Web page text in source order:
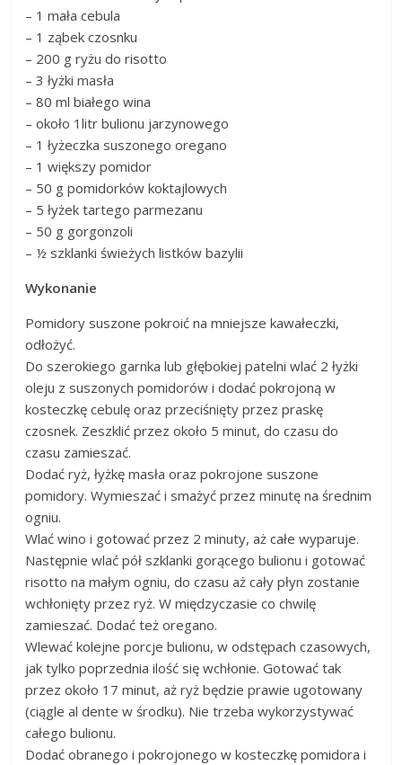
– 1 mała cebula
– 1 ząbek czosnku
– 200 g ryżu do risotto
– 3 łyżki masła
– 80 ml białego wina
– około 1litr bulionu jarzynowego
– 1 łyżeczka suszonego oregano
– 1 większy pomidor
– 50 g pomidorków koktajlowych
– 5 łyżek tartego parmezanu
– 50 g gorgonzoli
– ½ szklanki świeżych listków bazylii
Wykonanie
Pomidory suszone pokroić na mniejsze kawałeczki,
odłożyć.
Do szerokiego garnka lub głębokiej patelni wlać 2 łyżki
oleju z suszonych pomidorów i dodać pokrojoną w
kosteczkę cebulę oraz przeciśnięty przez praskę
czosnek. Zeszklić przez około 5 minut, do czasu do
czasu zamieszać.
Dodać ryż, łyżkę masła oraz pokrojone suszone
pomidory. Wymieszać i smażyć przez minutę na średnim
ogniu.
Wlać wino i gotować przez 2 minuty, aż całe wyparuje.
Następnie wlać pół szklanki gorącego bulionu i gotować
risotto na małym ogniu, do czasu aż cały płyn zostanie
wchłonięty przez ryż. W międzyczasie co chwilę
zamieszać. Dodać też oregano.
Wlewać kolejne porcje bulionu, w odstępach czasowych,
jak tylko poprzednia ilość się wchłonie. Gotować tak
przez około 17 minut, aż ryż będzie prawie ugotowany
(ciągle al dente w środku). Nie trzeba wykorzystywać
całego bulionu.
Dodać obranego i pokrojonego w kosteczkę pomidora i